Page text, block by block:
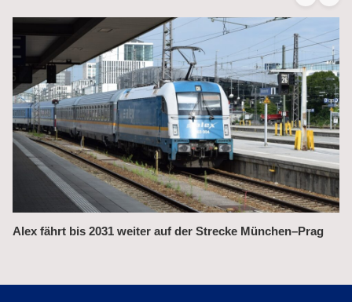
Alex fährt bis 2031 weiter auf der Strecke München–Prag